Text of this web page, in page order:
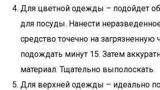
Для цветной одежды – подойдет
для посуды. Нанести
средство точечно на загрязненную
подождать минут 15. Затем
материал. Тщательно выполоскать.
Для верхней одежды – идеально